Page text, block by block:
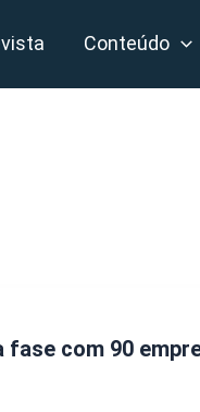
Conteúdo
fase com 90